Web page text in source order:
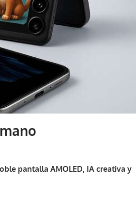
pantalla AMOLED, IA creativa y